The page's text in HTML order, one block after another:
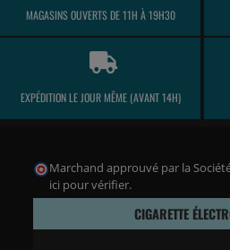
MAGASINS OUVERTS DE 11H À 19H30
EXPÉDITION LE JOUR MÊME (AVANT 14H)
Marchand approuvé par la
ici pour vérifier.
CIGARETTE